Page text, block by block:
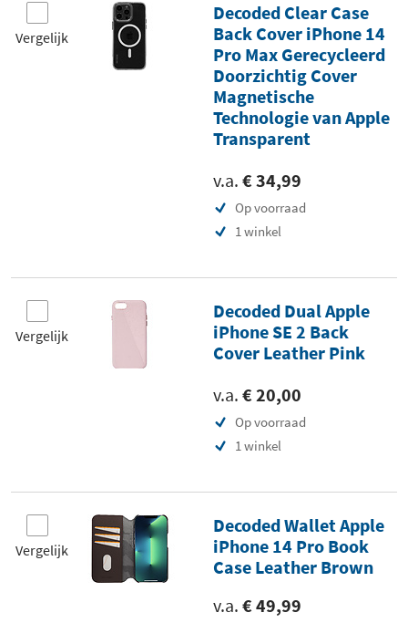
Vergelijk
Decoded Clear Case
Back Cover iPhone 14
Pro Max Gerecycleerd
Doorzichtig Cover
Magnetische
Technologie van Apple
Transparent
v.a. € 34,99
Op voorraad
1 winkel
Vergelijk
Decoded Dual Apple
iPhone SE 2 Back
Cover Leather Pink
v.a. € 20,00
Op voorraad
1 winkel
Vergelijk
Decoded Wallet Apple
iPhone 14 Pro Book
Case Leather Brown
v.a. € 49,99